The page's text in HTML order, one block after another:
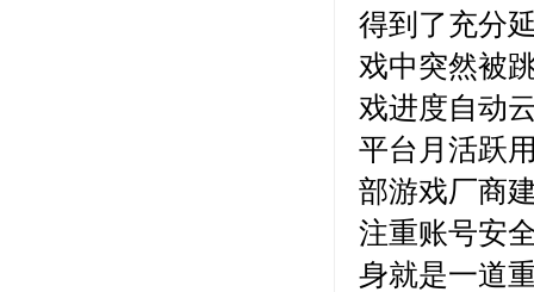
得到了充分
戏中突然被
戏进度自动
平台月活跃
部游戏厂商
注重账号安
身就是一道